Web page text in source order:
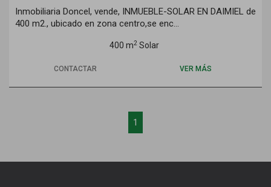
Inmobiliaria Doncel, vende, INMUEBLE-SOLAR EN DAIMIEL de
400 m2., ubicado en zona centro,se enc...
400 m2Solar
CONTACTAR VER MÁS
1